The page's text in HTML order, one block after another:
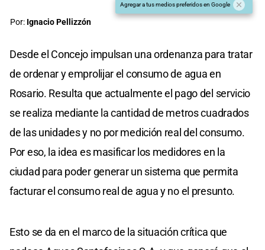
Agregar a tus medios preferidos en Google
Por: Ignacio Pellizzón
Desde el Concejo impulsan una ordenanza para tratar
de ordenar y emprolijar el consumo de agua en
Rosario. Resulta que actualmente el pago del servicio
se realiza mediante la cantidad de metros cuadrados
de las unidades y no por medición real del consumo.
Por eso, la idea es masificar los medidores en la
ciudad para poder generar un sistema que permita
facturar el consumo real de agua y no el presunto.
Esto se da en el marco de la situación crítica que